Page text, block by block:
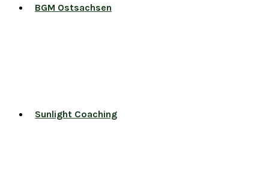
BGM Ostsachsen
Sunlight Coaching